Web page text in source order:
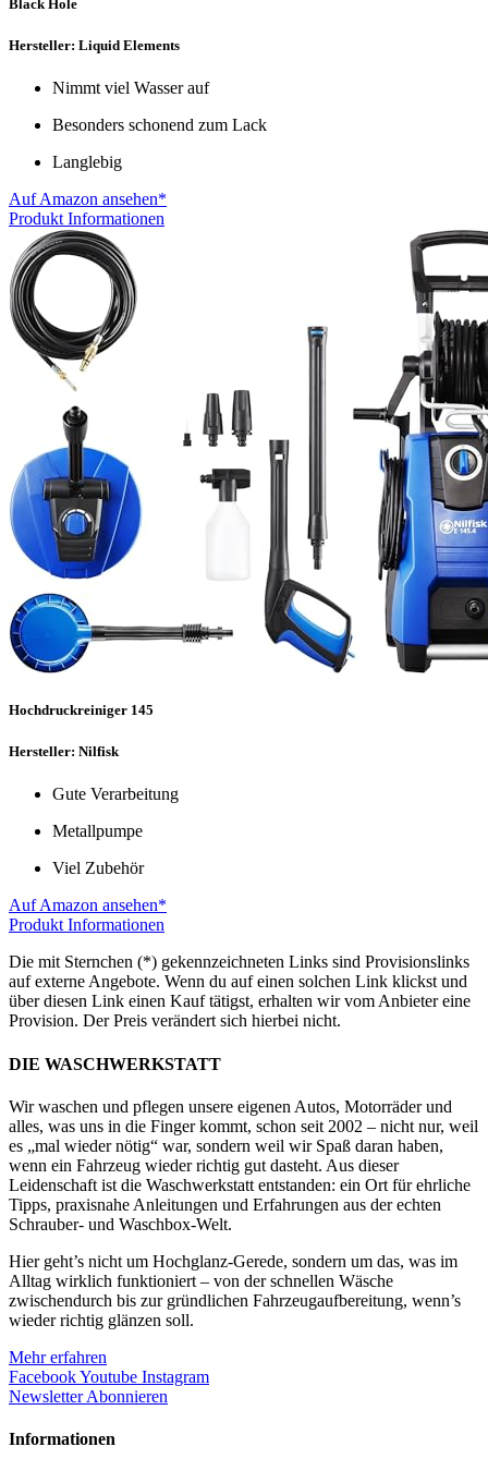
Black Hole
Hersteller: Liquid Elements
Nimmt viel Wasser auf
Besonders schonend zum Lack
Langlebig
Auf Amazon ansehen*
Produkt Informationen
Hochdruckreiniger 145
Hersteller: Nilfisk
Gute Verarbeitung
Metallpumpe
Viel Zubehör
Auf Amazon ansehen*
Produkt Informationen
Die mit Sternchen (*) gekennzeichneten Links sind Provisionslinks
auf externe Angebote. Wenn du auf einen solchen Link klickst und
über diesen Link einen Kauf tätigst, erhalten wir vom Anbieter eine
Provision. Der Preis verändert sich hierbei nicht.
DIE WASCHWERKSTATT
Wir waschen und pflegen unsere eigenen Autos, Motorräder und
alles, was uns in die Finger kommt, schon seit 2002 – nicht nur, weil
es „mal wieder nötig“ war, sondern weil wir Spaß daran haben,
wenn ein Fahrzeug wieder richtig gut dasteht. Aus dieser
Leidenschaft ist die Waschwerkstatt entstanden: ein Ort für ehrliche
Tipps, praxisnahe Anleitungen und Erfahrungen aus der echten
Schrauber- und Waschbox-Welt.
Hier geht’s nicht um Hochglanz-Gerede, sondern um das, was im
Alltag wirklich funktioniert – von der schnellen Wäsche
zwischendurch bis zur gründlichen Fahrzeugaufbereitung, wenn’s
wieder richtig glänzen soll.
Mehr erfahren
FacebookYoutube Instagram
Newsletter Abonnieren
Informationen